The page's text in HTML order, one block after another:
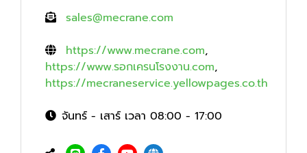
sales@mecrane.com
https://www.mecrane.com,
https://www.รอกเครนโรงงาน.com,
https://mecraneservice.yellowpages.co.th
จันทร์ - เสาร์ เวลา 08:00 - 17:00